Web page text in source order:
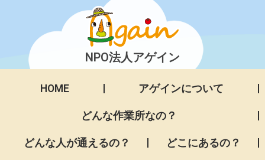
NPO法人アゲイン
HOME アゲインについて
どんな作業所なの？
どんな人が通えるの？ どこにあるの？